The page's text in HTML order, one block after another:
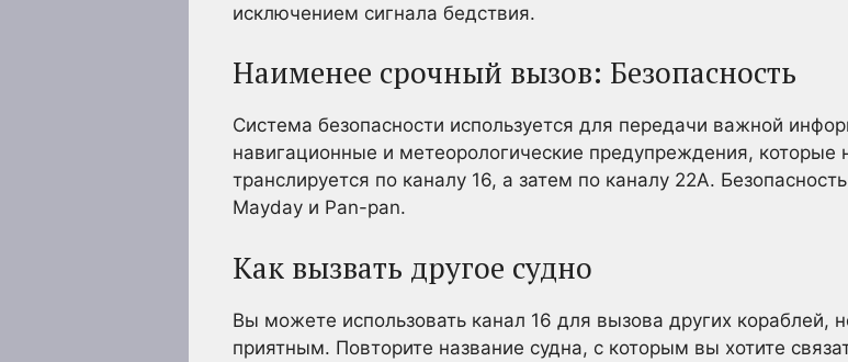
исключением сигнала бедствия.
Наименее срочный вызов: Безопасность
Система безопасности используется для передачи важной
навигационные и метеорологические предупреждения, которые
транслируется по каналу 16, а затем по каналу 22A.
Mayday и Pan-pan.
Как вызвать другое судно
Вы можете использовать канал 16 для вызова других
приятным. Повторите название судна, с которым вы хотите